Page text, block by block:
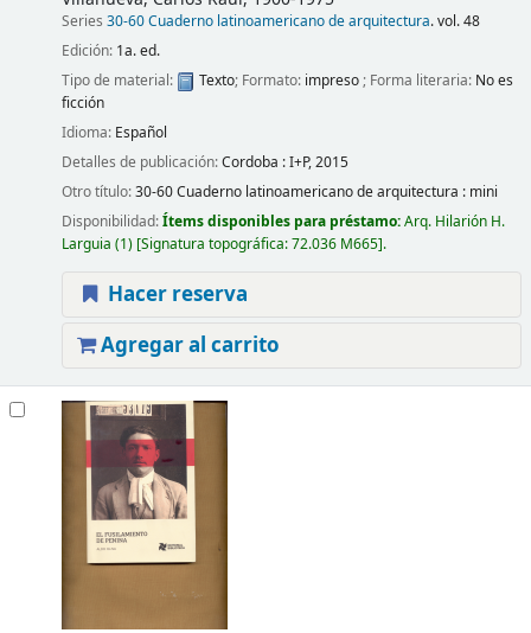
Series 30-60 Cuaderno latinoamericano de arquitectura. vol. 48
Edición: 1a. ed.
Tipo de material:
Texto; Formato: impreso; Forma literaria: No es
ficción
Idioma: Español
Detalles de publicación:Cordoba :I+P,2015
Otro título:30-60 Cuaderno latinoamericano de arquitectura : mini
Disponibilidad:Ítems disponibles para préstamo:Arq. Hilarión H.
Larguia (1) Signatura topográfica:72.036 M665 .
Hacer reserva
Agregar al carrito